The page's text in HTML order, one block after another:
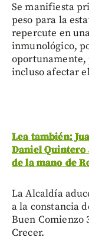
Se manifiesta
peso para la
repercute en
inmunológico,
oportunamente,
incluso afectar
Lea también:
Daniel Quintero
de la mano de
La Alcaldía
a la constancia
Buen Comienzo
Crecer.